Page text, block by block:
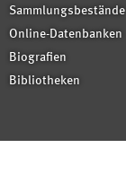
Sammlungsbestände
Online-Datenbanken
Biografien
Bibliotheken